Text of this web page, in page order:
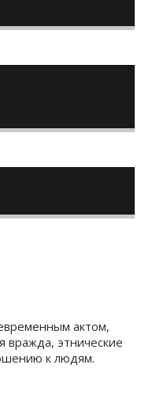
актом,
вражда, этнические
к людям.